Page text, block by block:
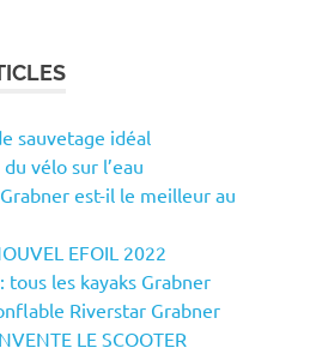
sauvetage idéal
vélo sur l’eau
est-il le meilleur au
EFOIL 2022
tous les kayaks Grabner
Riverstar Grabner
LE SCOOTER